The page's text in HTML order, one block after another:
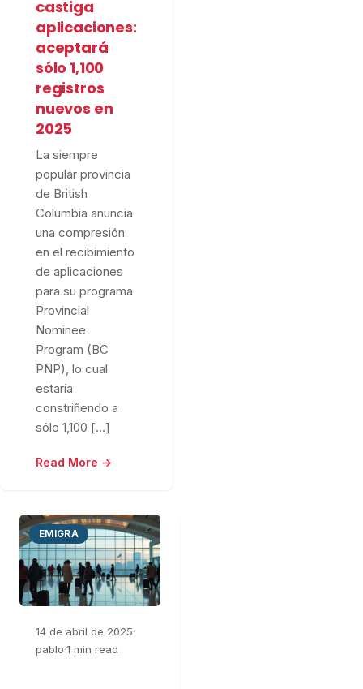
castiga
aplicaciones:
aceptará
sólo 1,100
registros
nuevos en
2025
La siempre
popular provincia
de British
Columbia anuncia
una compresión
en el recibimiento
de aplicaciones
para su programa
Provincial
Nominee
Program (BC
PNP), lo cual
estaría
constriñendo a
sólo 1,100 […]
Read More →
EMIGRA
14 de abril de 2025·
pablo·1 min read